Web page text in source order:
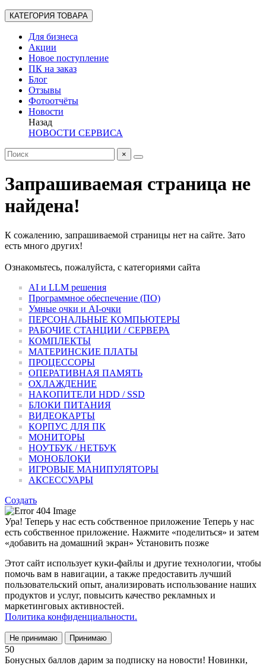
КАТЕГОРИЯ ТОВАРА
Для бизнеса
Акции
Новое поступление
ПК на заказ
Блог
Отзывы
Фотоотчёты
Новости
Назад
НОВОСТИ СЕРВИСА
×
Запрашиваемая страница не
найдена!
К сожалению, запрашиваемой страницы нет на сайте. Зато
есть много других!
Ознакомьтесь, пожалуйста, с категориями сайта
AI и LLM решения
Программное обеспечение (ПО)
Умные очки и AI-очки
ПЕРСОНАЛЬНЫЕ КОМПЬЮТЕРЫ
РАБОЧИЕ СТАНЦИИ / СЕРВЕРА
КОМПЛЕКТЫ
МАТЕРИНСКИЕ ПЛАТЫ
ПРОЦЕССОРЫ
ОПЕРАТИВНАЯ ПАМЯТЬ
ОХЛАЖДЕНИЕ
НАКОПИТЕЛИ HDD / SSD
БЛОКИ ПИТАНИЯ
ВИДЕОКАРТЫ
КОРПУС ДЛЯ ПК
МОНИТОРЫ
НОУТБУК / НЕТБУК
МОНОБЛОКИ
ИГРОВЫЕ МАНИПУЛЯТОРЫ
АКСЕССУАРЫ
Создать
Ура! Теперь у нас есть собственное приложение Теперь у нас
есть собственное приложение. Нажмите «поделиться» и затем
«добавить на домашний экран» Установить позже
Этот сайт использует куки-файлы и другие технологии, чтобы
помочь вам в навигации, а также предоставить лучший
пользовательский опыт, анализировать использование наших
продуктов и услуг, повысить качество рекламных и
маркетинговых активностей.
Политика конфиденциальности.
Не принимаю Принимаю
50
Бонусных баллов дарим за подписку на новости! Новинки,